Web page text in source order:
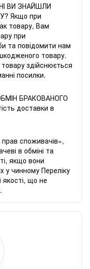
ВИ ЗНАЙШЛИ
Якщо при
товару, Вам
при
та повідомити нам
товару.
здійснюється
посилки.
БРАКОВАНОГО
доставки в
споживачів»,
в обміні та
якщо вони
у чинному Переліку
якості, що не
.